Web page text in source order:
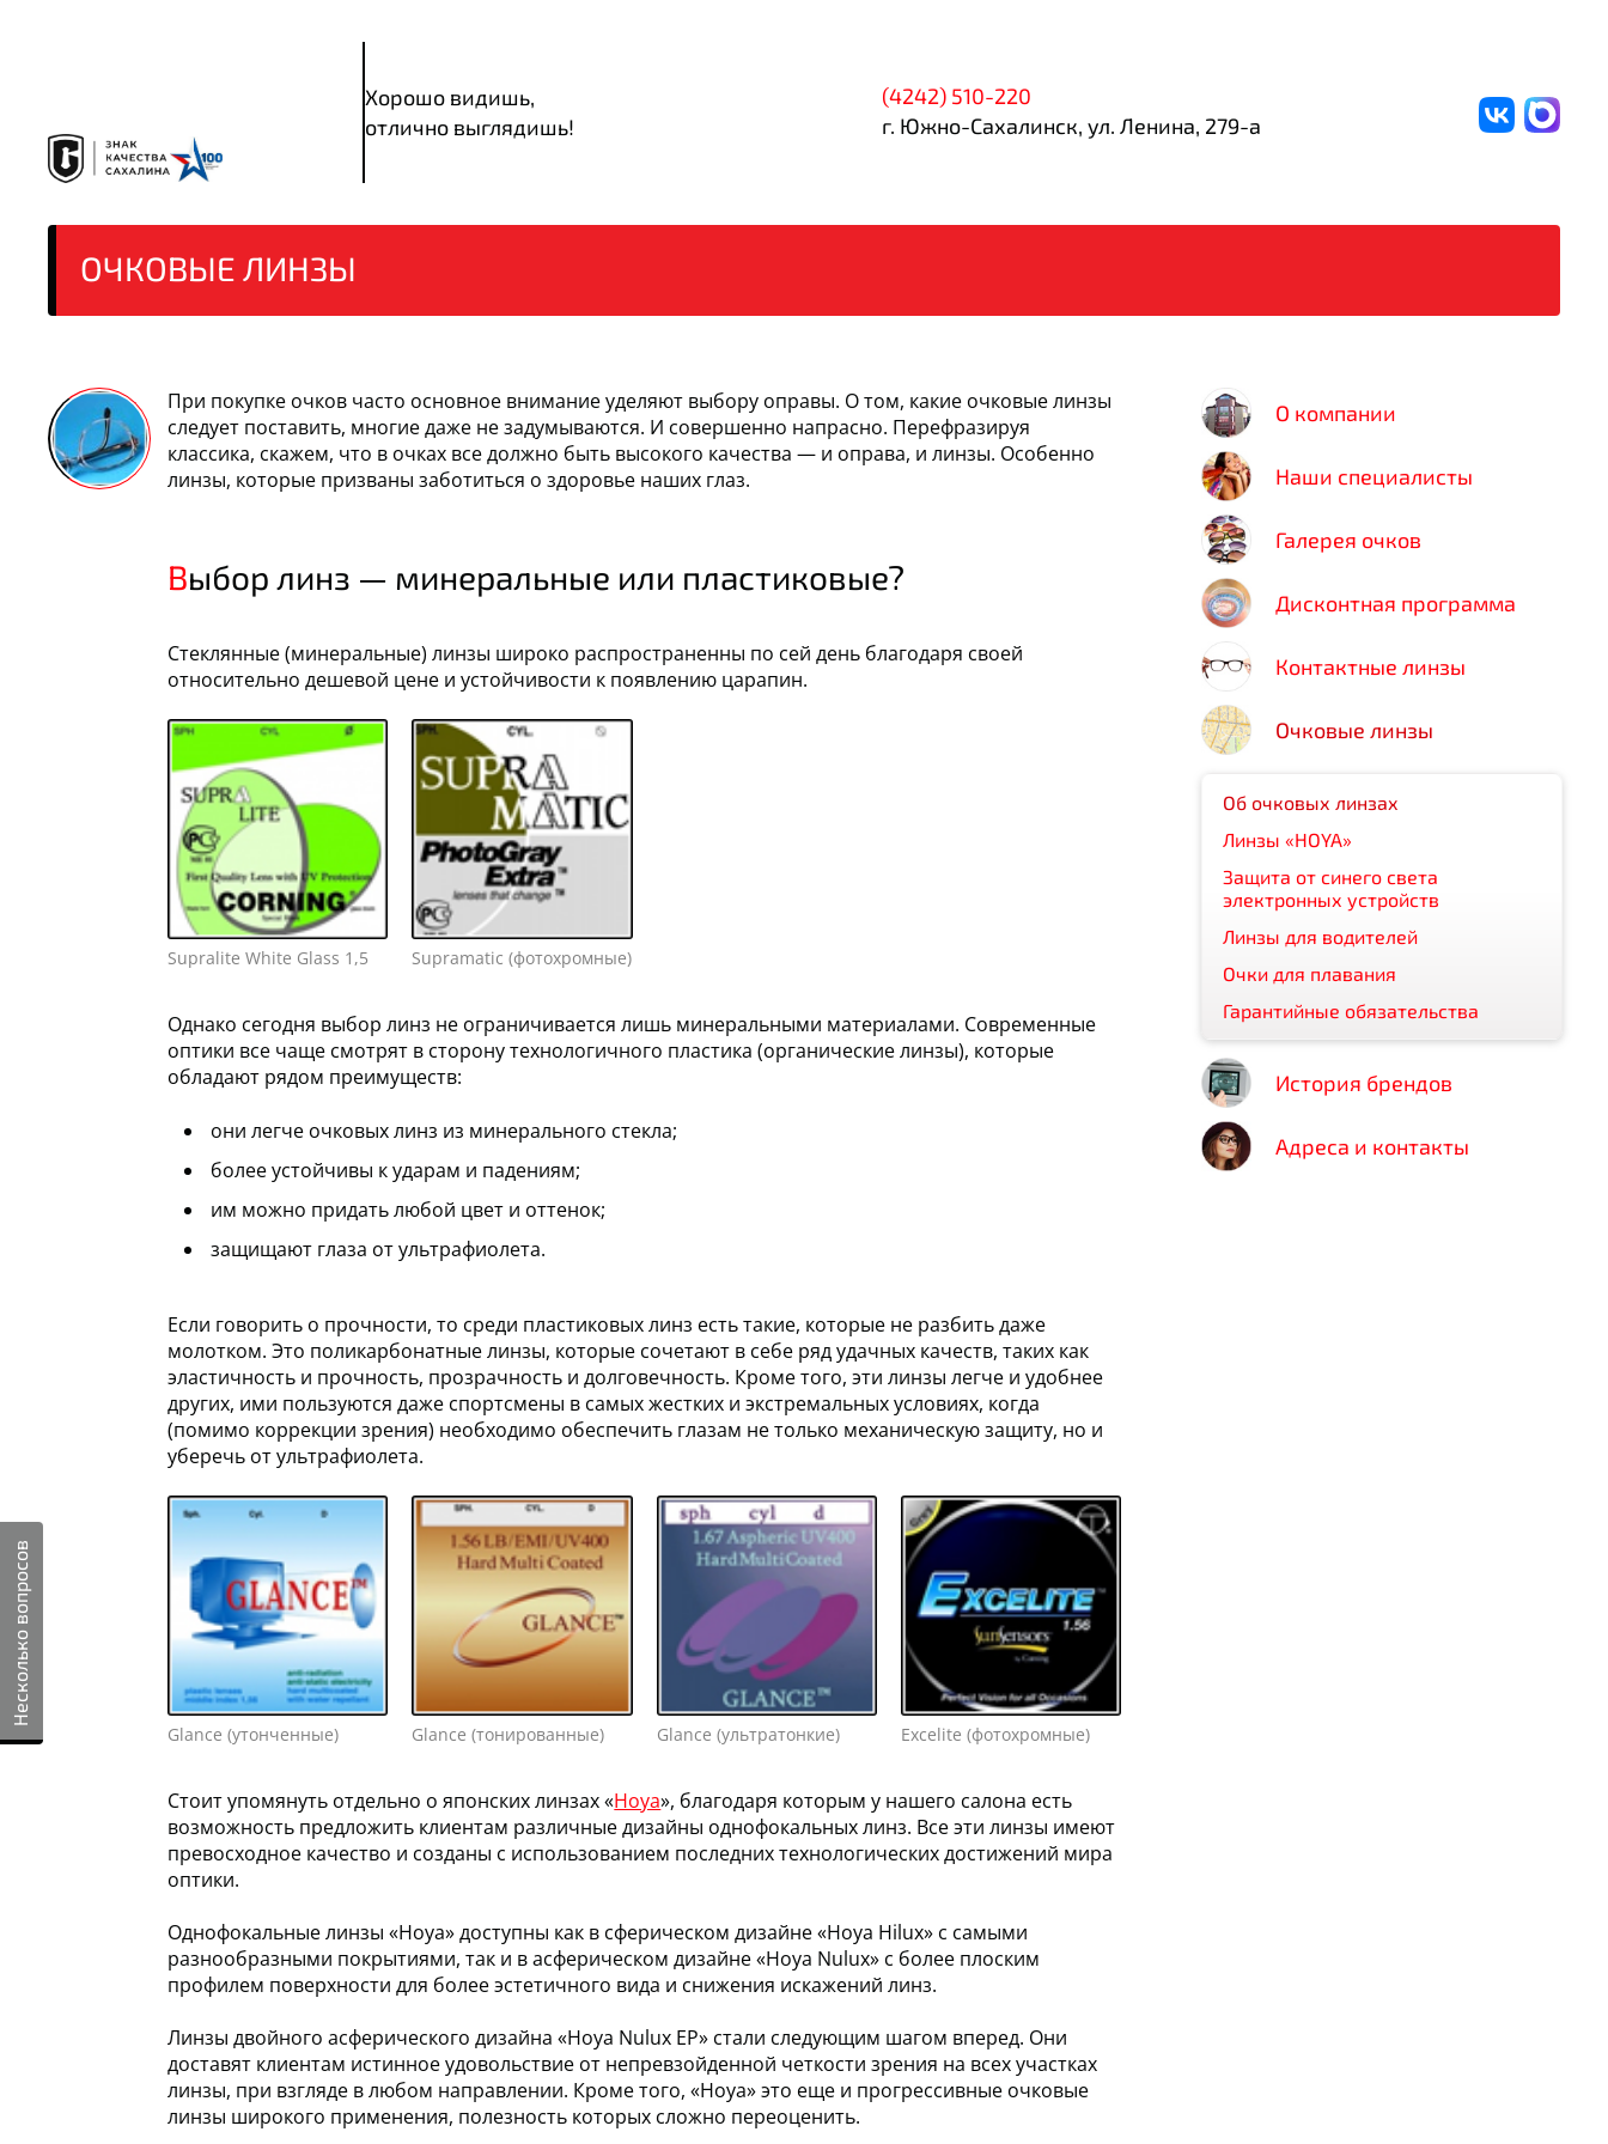
Несколько вопросов
Хорошо видишь,
отлично выглядишь!
(4242) 510-220
г. Южно-Сахалинск, ул. Ленина, 279-а
ОЧКОВЫЕЛИНЗЫ
При покупке очков часто основное внимание уделяют выбору оправы. О том, какие очковые линзы
следует поставить, многие даже не задумываются. И совершенно напрасно. Перефразируя
классика, скажем, что в очках все должно быть высокого качества — и оправа, и линзы. Особенно
линзы, которые призваны заботиться о здоровье наших глаз.
Выбор линз — минеральные или пластиковые?
Стеклянные (минеральные) линзы широко распространенны по сей день благодаря своей
относительно дешевой цене и устойчивости к появлению царапин.
Supralite White Glass 1,5 Supramatic (фотохромные)
Однако сегодня выбор линз не ограничивается лишь минеральными материалами. Современные
оптики все чаще смотрят в сторону технологичного пластика (органические линзы), которые
обладают рядом преимуществ:
они легче очковых линз из минерального стекла;
более устойчивы к ударам и падениям;
им можно придать любой цвет и оттенок;
защищают глаза от ультрафиолета.
Если говорить о прочности, то среди пластиковых линз есть такие, которые не разбить даже
молотком. Это поликарбонатные линзы, которые сочетают в себе ряд удачных качеств, таких как
эластичность и прочность, прозрачность и долговечность. Кроме того, эти линзы легче и удобнее
других, ими пользуются даже спортсмены в самых жестких и экстремальных условиях, когда
(помимо коррекции зрения) необходимо обеспечить глазам не только механическую защиту, но и
уберечь от ультрафиолета.
Glance (утонченные) Glance (тонированные) Glance (ультратонкие) Excelite (фотохромные)
Стоит упомянуть отдельно о японских линзах «Hoya», благодаря которым у нашего салона есть
возможность предложить клиентам различные дизайны однофокальных линз. Все эти линзы имеют
превосходное качество и созданы с использованием последних технологических достижений мира
оптики.
Однофокальные линзы «Hoya» доступны как в сферическом дизайне «Hoya Hilux» с самыми
разнообразными покрытиями, так и в асферическом дизайне «Hoya Nulux» с более плоским
профилем поверхности для более эстетичного вида и снижения искажений линз.
Линзы двойного асферического дизайна «Hoya Nulux EP» стали следующим шагом вперед. Они
доставят клиентам истинное удовольствие от непревзойденной четкости зрения на всех участках
линзы, при взгляде в любом направлении. Кроме того, «Hoya» это еще и прогрессивные очковые
линзы широкого применения, полезность которых сложно переоценить.
О компании
Наши специалисты
Галерея очков
Дисконтная программа
Контактные линзы
Очковые линзы
Об очковых линзах
Линзы «HOYA»
Защита от синего света
электронных устройств
Линзы для водителей
Очки для плавания
Гарантийные обязательства
История брендов
Адреса и контакты